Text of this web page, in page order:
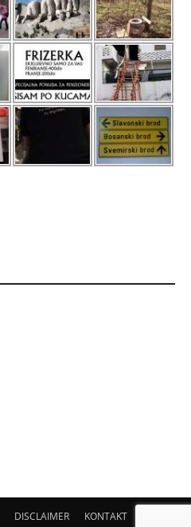
DISCLAIMER KONTAKT